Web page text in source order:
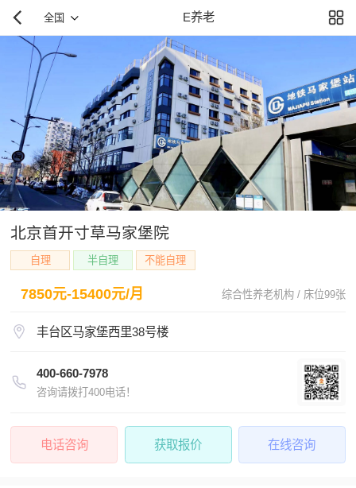
全国 E养老
北京首开寸草马家堡院
自理 半自理 不能自理
7850元-15400元/月 综合性养老机构 / 床位99张
丰台区马家堡西里38号楼
400-660-7978
咨询请拨打400电话！
电话咨询 获取报价 在线咨询